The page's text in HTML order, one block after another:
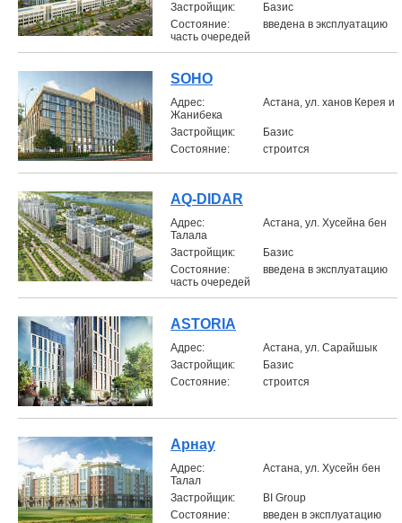
Застройщик:
Базис
Состояние:
введена в эксплуатацию
часть очередей
SOHO
Aдрес:
Астана, ул. ханов Керея и
Жанибека
Застройщик:
Базис
Состояние:
строится
AQ-DIDAR
Aдрес:
Астана, ул. Хусейна бен
Талала
Застройщик:
Базис
Состояние:
введена в эксплуатацию
часть очередей
ASTORIA
Aдрес:
Астана, ул. Сарайшык
Застройщик:
Базис
Состояние:
строится
Арнау
Aдрес:
Астана, ул. Хусейн бен
Талал
Застройщик:
BI Group
Состояние:
введен в эксплуатацию